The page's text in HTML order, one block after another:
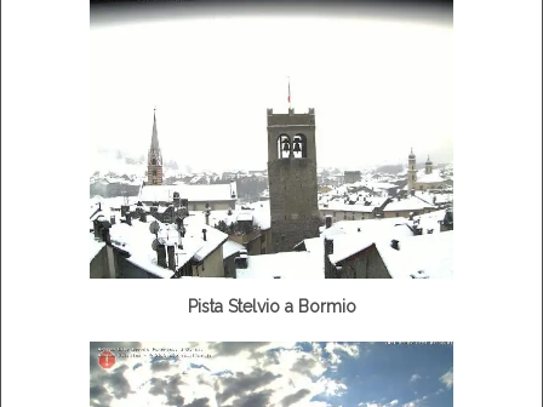
Pista Stelvio a Bormio